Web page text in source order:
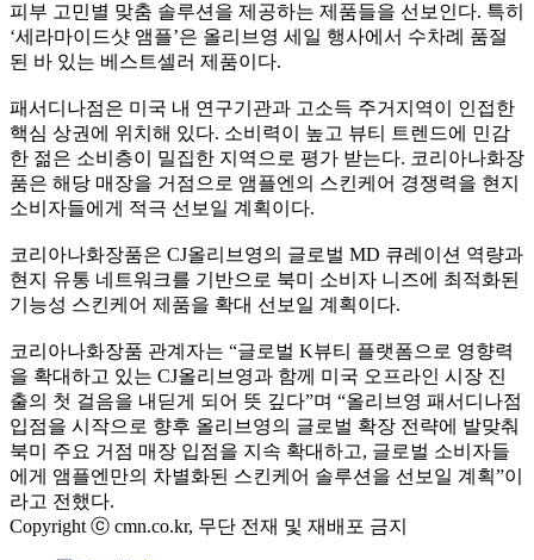
피부 고민별 맞춤 솔루션을 제공하는 제품들을 선보인다. 특히
‘세라마이드샷 앰플’은 올리브영 세일 행사에서 수차례 품절
된 바 있는 베스트셀러 제품이다.
패서디나점은 미국 내 연구기관과 고소득 주거지역이 인접한
핵심 상권에 위치해 있다. 소비력이 높고 뷰티 트렌드에 민감
한 젊은 소비층이 밀집한 지역으로 평가 받는다. 코리아나화장
품은 해당 매장을 거점으로 앰플엔의 스킨케어 경쟁력을 현지
소비자들에게 적극 선보일 계획이다.
코리아나화장품은 CJ올리브영의 글로벌 MD 큐레이션 역량과
현지 유통 네트워크를 기반으로 북미 소비자 니즈에 최적화된
기능성 스킨케어 제품을 확대 선보일 계획이다.
코리아나화장품 관계자는 “글로벌 K뷰티 플랫폼으로 영향력
을 확대하고 있는 CJ올리브영과 함께 미국 오프라인 시장 진
출의 첫 걸음을 내딛게 되어 뜻 깊다”며 “올리브영 패서디나점
입점을 시작으로 향후 올리브영의 글로벌 확장 전략에 발맞춰
북미 주요 거점 매장 입점을 지속 확대하고, 글로벌 소비자들
에게 앰플엔만의 차별화된 스킨케어 솔루션을 선보일 계획”이
라고 전했다.
Copyright ⓒ cmn.co.kr, 무단 전재 및 재배포 금지